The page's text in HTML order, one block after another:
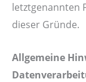
letztgenannten
dieser Gründe.
Allgemeine